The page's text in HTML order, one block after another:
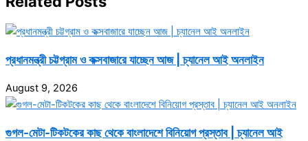
প্রধানমন্ত্রী চট্টগ্রাম ও কক্সবাজারে যাচ্ছেন আজ | চ্যানেল আই অনলাইন
August 9, 2026
গুগল-মেটা-টিকটকের কাছ থেকে বাংলাদেশে বিনিয়োগ প্রস্তাব | চ্যানেল আই